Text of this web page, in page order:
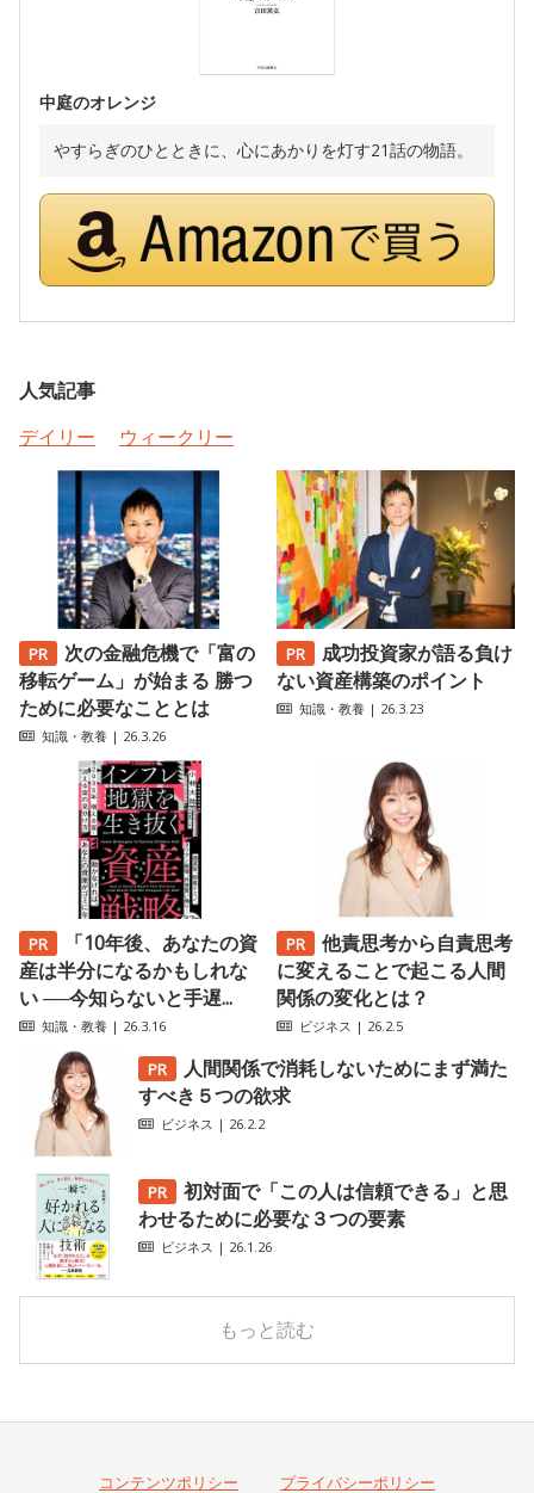
中庭のオレンジ
やすらぎのひとときに、心にあかりを灯す21話の物語。
人気記事
デイリー
ウィークリー
次の金融危機で「富の
移転ゲーム」が始まる 勝つ
ために必要なこととは
知識・教養 | 26.3.26
成功投資家が語る負け
ない資産構築のポイント
知識・教養 | 26.3.23
「10年後、あなたの資
産は半分になるかもしれな
い ──今知らないと手遅...
知識・教養 | 26.3.16
他責思考から自責思考
に変えることで起こる人間
関係の変化とは？
ビジネス | 26.2.5
人間関係で消耗しないためにまず満た
すべき５つの欲求
ビジネス | 26.2.2
初対面で「この人は信頼できる」と思
わせるために必要な３つの要素
ビジネス | 26.1.26
もっと読む
コンテンツポリシー プライバシーポリシー